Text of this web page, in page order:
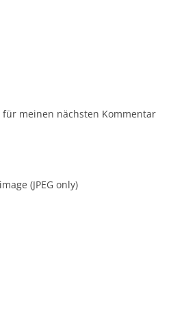
meinen nächsten Kommentar
(JPEG only)